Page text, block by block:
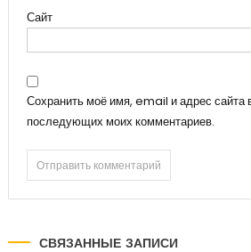
Сайт
Сохранить моё имя, email и адрес сайта
последующих моих комментариев.
СВЯЗАННЫЕ ЗАПИСИ